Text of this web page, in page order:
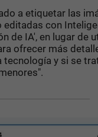
a etiquetar las
editadas con
de IA', en lugar de
ofrecer más
tecnología y si se